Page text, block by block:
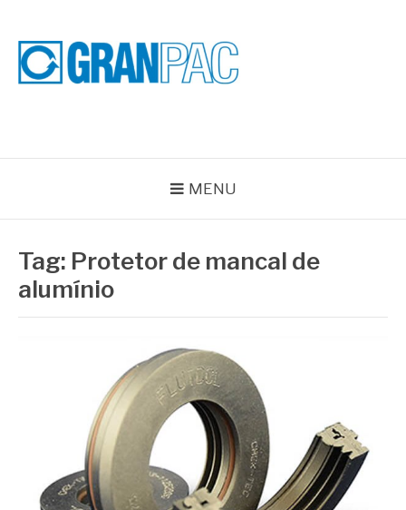
conteúdo
MENU
Tag: Protetor de mancal de
alumínio